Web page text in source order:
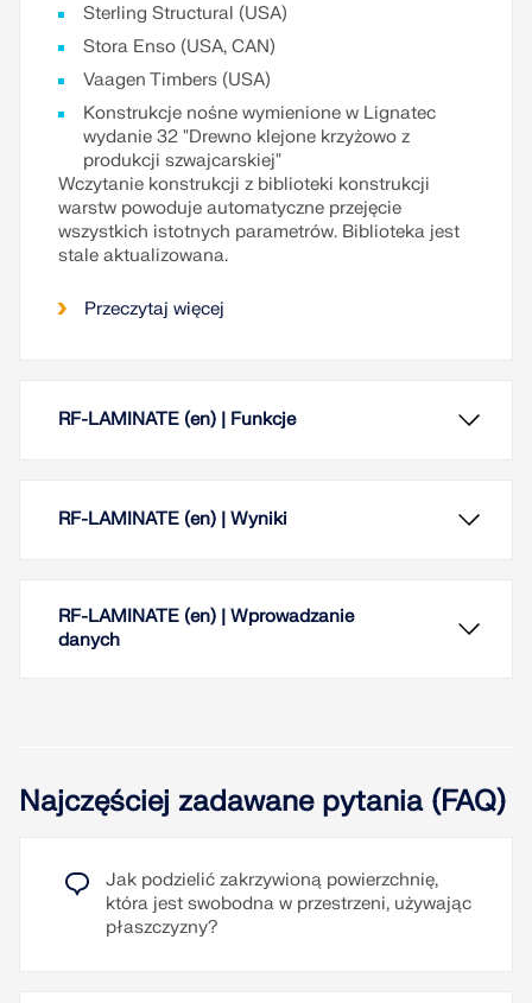
Sterling Structural (USA)
Stora Enso (USA, CAN)
Vaagen Timbers (USA)
Konstrukcje nośne wymienione w Lignatec
wydanie 32 "Drewno klejone krzyżowo z
produkcji szwajcarskiej"
Wczytanie konstrukcji z biblioteki konstrukcji
warstw powoduje automatyczne przejęcie
wszystkich istotnych parametrów. Biblioteka jest
stale aktualizowana.
Przeczytaj więcej
RF-LAMINATE (en) | Funkcje
Zintegrowane w programie RFEM graficzne i
Obliczenia przy użyciu różnych przypadków
obliczeniowych
RF-LAMINATE (en) | Wyniki
RF-LAMINATE (en) | Wprowadzanie
danych
Najczęściej zadawane pytania (FAQ)
Jak podzielić zakrzywioną powierzchnię,
która jest swobodna w przestrzeni, używając
płaszczyzny?